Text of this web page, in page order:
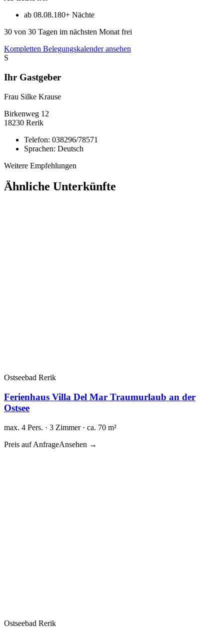
ab 08.08.180+ Nächte
30 von 30 Tagen im nächsten Monat frei
Kompletten Belegungskalender ansehen
S
Ihr Gastgeber
Frau Silke Krause
Birkenweg 12
18230 Rerik
Telefon: 038296/78571
Sprachen: Deutsch
Weitere Empfehlungen
Ähnliche Unterkünfte
Ostseebad Rerik
Ferienhaus Villa Del Mar Traumurlaub an der
Ostsee
max. 4 Pers. · 3 Zimmer · ca. 70 m²
Preis auf AnfrageAnsehen →
Ostseebad Rerik